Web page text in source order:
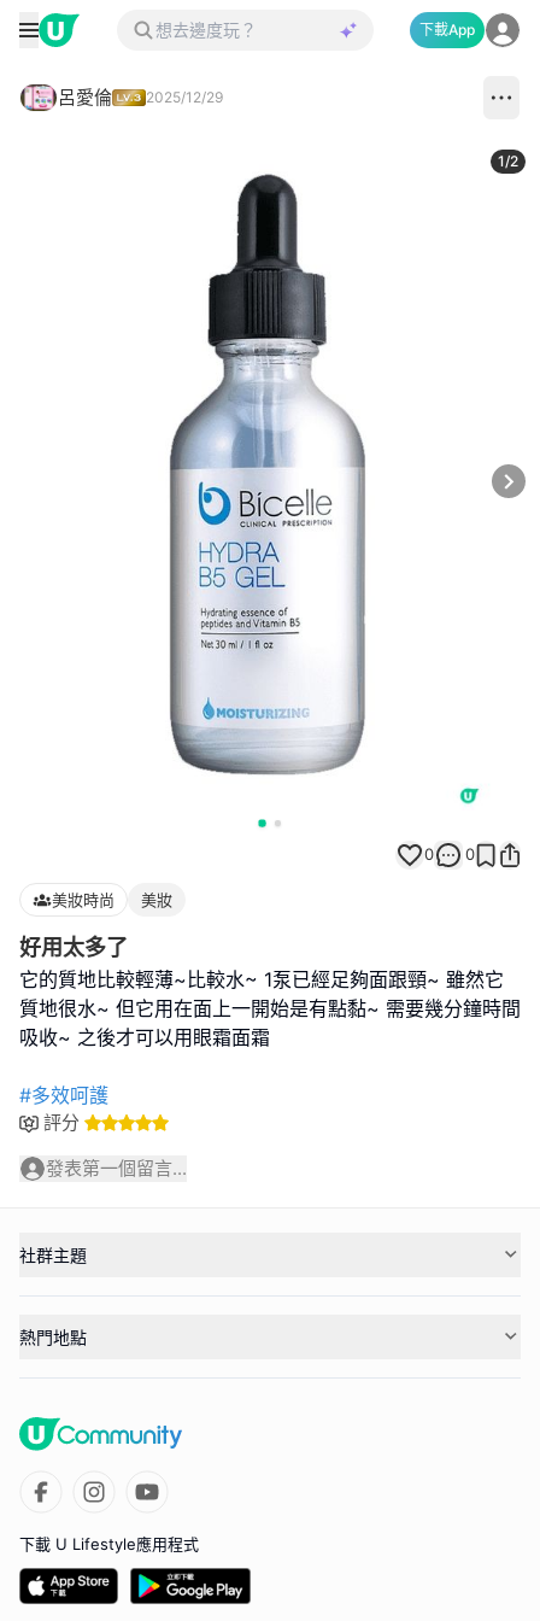
下載App
呂愛倫 2025/12/29
1/2
0 0
美妝時尚 美妝
好用太多了
它的質地比較輕薄~比較水~ 1泵已經足夠面跟頸~ 雖然它
質地很水~ 但它用在面上一開始是有點黏~ 需要幾分鐘時間
吸收~ 之後才可以用眼霜面霜
#多效呵護
評分
發表第一個留言...
社群主題
熱門地點
下載 U Lifestyle應用程式